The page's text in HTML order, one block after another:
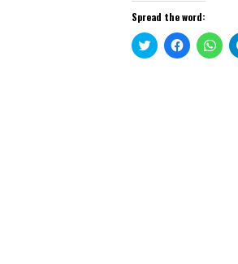
Spread the word:
Click
to
share
Click
to
share
Click
to